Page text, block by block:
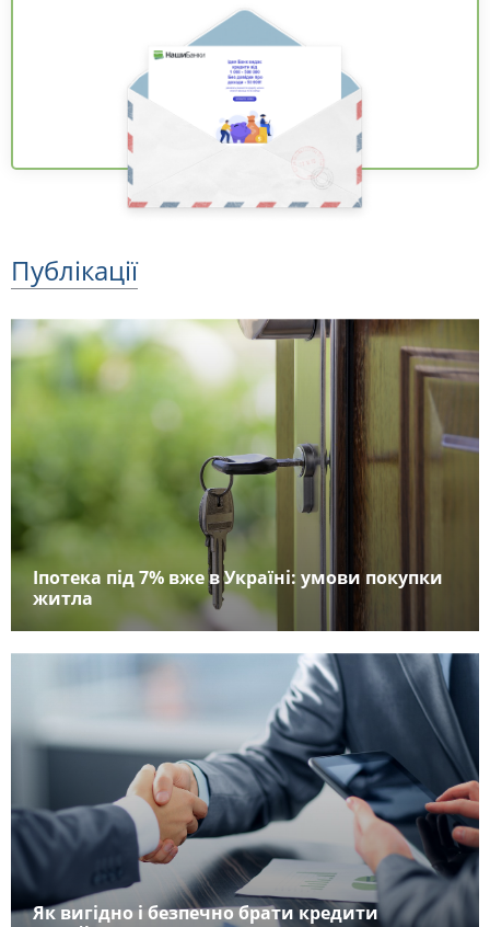
Публікації
Іпотека під 7% вже в Україні: умови покупки
житла
Як вигідно і безпечно брати кредити